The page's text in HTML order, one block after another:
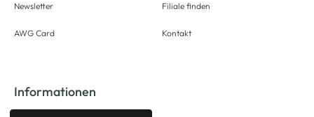
Newsletter
AWG Card
Filiale finden
Kontakt
Informationen